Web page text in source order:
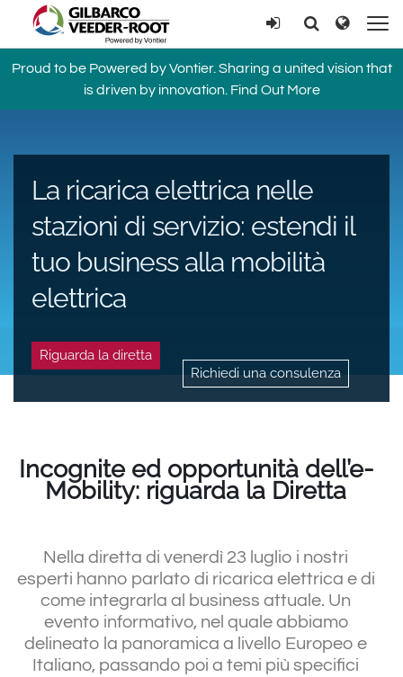
North America
United States
Canada
Español English
Brazil
Português
English
Mexico
Europe & CIS
English
Dansk
Deutsch
Español
Română
Pусский
Srpski
Svenska
Middle East and Africa
Australia
中国
South East Asia
Ricerca Ricerca
Proud to be Powered by Vontier. Sharing a united vision that
is driven by innovation. Find Out More
La ricarica elettrica nelle
stazioni di servizio: estendi il
tuo business alla mobilità
elettrica
Riguarda la diretta
Richiedi una consulenza
Incognite ed opportunità dell’e-
Mobility: riguarda la Diretta
Nella diretta di venerdì 23 luglio i nostri
esperti hanno parlato di ricarica elettrica e di
come integrarla al business attuale. Un
evento informativo, nel quale abbiamo
delineato la panoramica a livello Europeo e
Italiano, passando poi a temi più specifici